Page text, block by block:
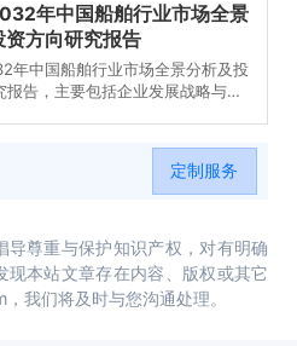
年中国船舶行业市场全景
资方向研究报告
年中国船舶行业市场全景分析及投
报告，主要包括企业发展战略与规
定制服务
导尊重与保护知识产权，对有明确
现本站文章存在内容、版权或其它
我们将及时与您沟通处理。